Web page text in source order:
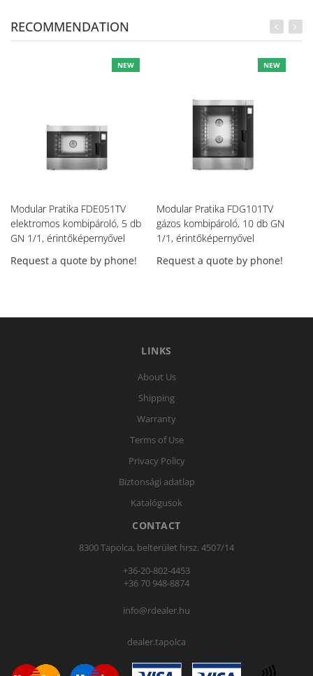
RECOMMENDATION
NEW
Modular Pratika FDE051TV
elektromos kombipároló, 5 db
GN 1/1, érintőképernyővel
Request a quote by phone!
NEW
Modular Pratika FDG101TV
gázos kombipároló, 10 db GN
1/1, érintőképernyővel
Request a quote by phone!
LINKS
About Us
Shipping
Warranty
Terms of Use
Privacy Policy
Biztonsági adatlap
Katalógusok
CONTACT
8300 Tapolca, belterület hrsz. 4507/14
+36-20-802-4453
+36 70 948-8874
info@rdealer.hu
dealer.tapolca